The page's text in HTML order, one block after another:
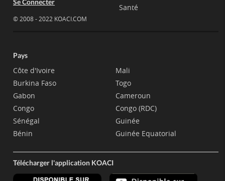
Se Connecter
© 2008 - 2022 KOACI.COM
Santé
Pays
Côte d'Ivoire
Burkina Faso
Gabon
Congo
Sénégal
Bénin
Mali
Togo
Cameroun
Congo (RDC)
Guinée
Guinée Equatorial
Télécharger l'application KOACI